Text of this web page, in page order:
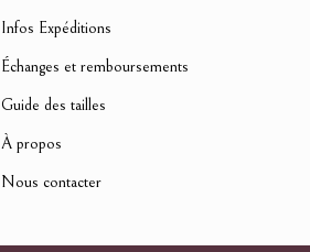
Infos Expéditions
Échanges et remboursements
Guide des tailles
À propos
Nous contacter